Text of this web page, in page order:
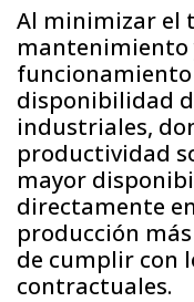
Al minimizar el
mantenimiento
disponibilidad
industriales,
productividad
mayor
directamente
producción
de cumplir con
contractuales.